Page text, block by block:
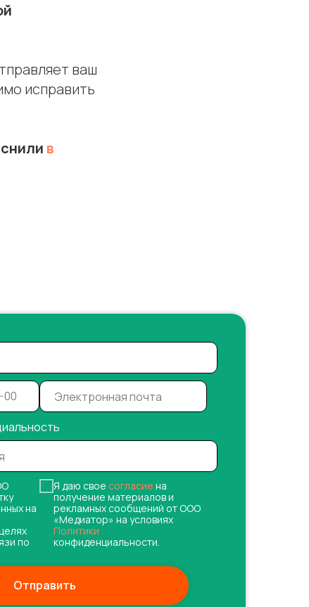
ваш
исправить
в
на
по
Я даю свое согласие на
получение материалов и
рекламных сообщений от ООО
«Медиатор» на условиях
Политики
конфиденциальности.
Отправить